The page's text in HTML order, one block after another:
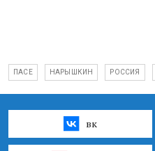
ПАСЕ НАРЫШКИН РОССИЯ
вк